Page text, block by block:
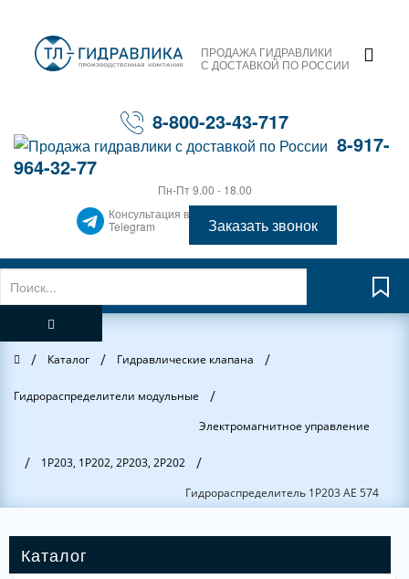
ПРОДАЖА ГИДРАВЛИКИ
С ДОСТАВКОЙ ПО РОССИИ
8-800-23-43-717
8-917-
964-32-77
Пн-Пт 9.00 - 18.00
Консультация в
Telegram
Заказать звонок
Главная
/ Каталог / Гидравлические клапана /
Гидрораспределители модульные /
Электромагнитное управление
/ 1Р203, 1Р202, 2Р203, 2Р202 /
Гидрораспределитель 1Р203 АЕ 574